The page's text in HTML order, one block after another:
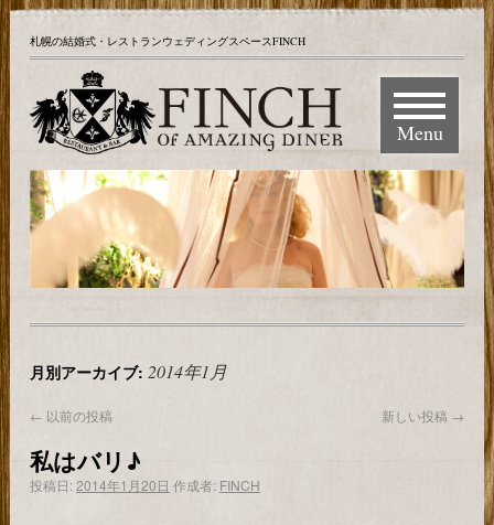
札幌の結婚式・レストランウェディングスペースFINCH
Menu
月別アーカイブ: 2014年1月
← 以前の投稿 新しい投稿 →
私はバリ♪
投稿日:2014年1月20日 作成者: FINCH